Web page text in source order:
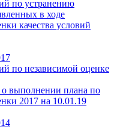
по устранению
в ходе
качества условий
по независимой оценке
плана по
2017 на 10.01.19